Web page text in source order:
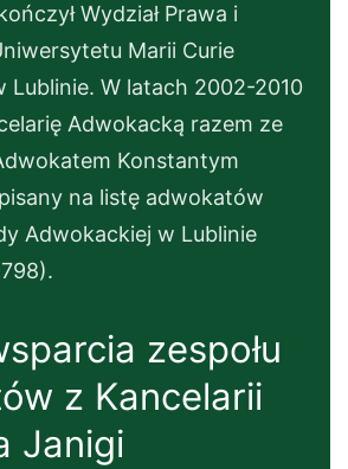
Wydział Prawa i
Marii Curie
Lublinie. W latach 2002-2010
Adwokacką razem ze
Konstantym
na listę adwokatów
Adwokackiej w Lublinie
zespołu
z Kancelarii
Janigi